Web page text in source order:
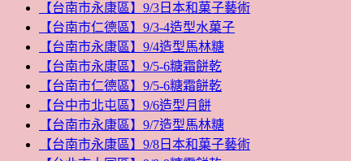
【台南市永康區】9/3日本和菓子藝術
【台南市仁德區】9/3-4造型水菓子
【台南市永康區】9/4造型馬林糖
【台南市永康區】9/5-6糖霜餅乾
【台南市仁德區】9/5-6糖霜餅乾
【台中市北屯區】9/6造型月餅
【台南市永康區】9/7造型馬林糖
【台南市永康區】9/8日本和菓子藝術